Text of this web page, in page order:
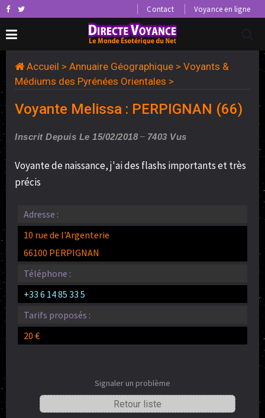
Contact Voyance en ligne
Accueil > Annuaire Géographique > Voyants &
Médiums des Pyrénées Orientales >
Voyante Melissa : PERPIGNAN (66)
Inscrit Depuis Le 15/02/2018 7403 Vus
Voyante de naissance, j'ai des flashs importants et très
précis
Adresse :
10 rue de l'Argenterie
66100 PERPIGNAN
Téléphone :
+33 6 14 85 33 5
Tarifs proposés :
20 €
Signaler un problème
Retour liste